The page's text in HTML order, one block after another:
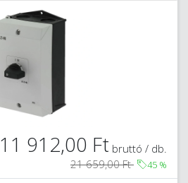
11 912,00 Ft bruttó / db.
21 659,00 Ft
45 %